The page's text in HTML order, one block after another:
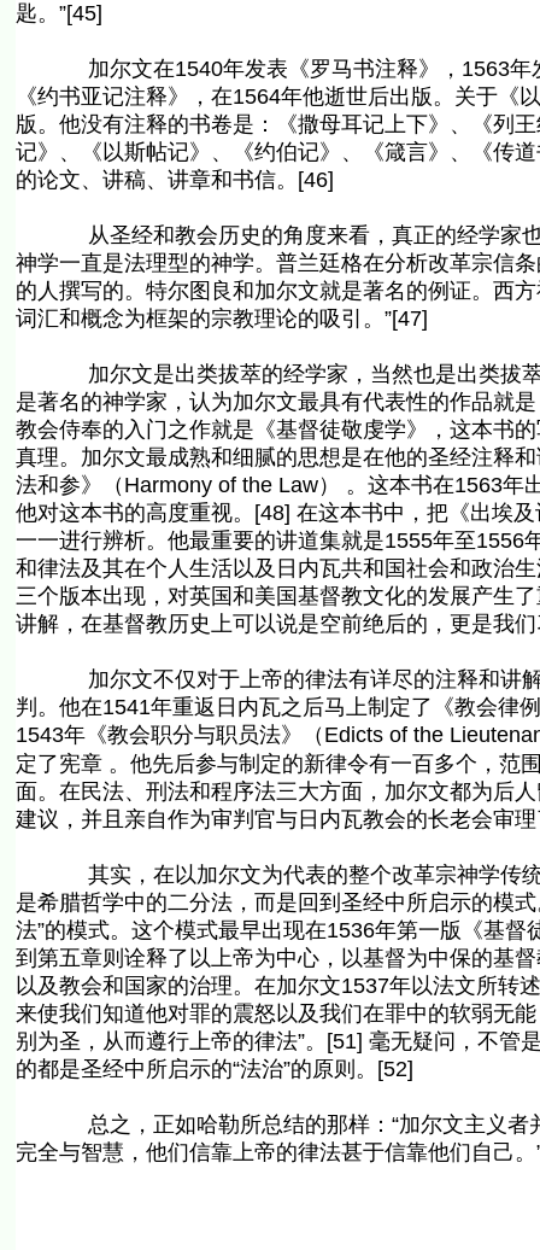
匙。”[45]
加尔文在1540年发表《罗马书注释》，1563年发
《约书亚记注释》，在1564年他逝世后出版。关于
版。他没有注释的书卷是：《撒母耳记上下》、《列
记》、《以斯帖记》、《约伯记》、《箴言》、《传
的论文、讲稿、讲章和书信。[46]
从圣经和教会历史的角度来看，真正的经学家也
神学一直是法理型的神学。普兰廷格在分析改革宗信
的人撰写的。特尔图良和加尔文就是著名的例证。西
词汇和概念为框架的宗教理论的吸引。”[47]
加尔文是出类拔萃的经学家，当然也是出类拔萃
是著名的神学家，认为加尔文最具有代表性的作品就
教会侍奉的入门之作就是《基督徒敬虔学》，这本书
真理。加尔文最成熟和细腻的思想是在他的圣经注释
法和参》（Harmony of the Law） 。这本书在1563
他对这本书的高度重视。[48] 在这本书中，把《出埃
一一进行辨析。他最重要的讲道集就是1555年至
和律法及其在个人生活以及日内瓦共和国社会和政治
三个版本出现，对英国和美国基督教文化的发展产生
讲解，在基督教历史上可以说是空前绝后的，更是我
加尔文不仅对于上帝的律法有详尽的注释和讲解
判。他在1541年重返日内瓦之后马上制定了《教会律
1543年《教会职分与职员法》（Edicts of the
定了宪章 。他先后参与制定的新律令有一百多个，范
面。在民法、刑法和程序法三大方面，加尔文都为后
建议，并且亲自作为审判官与日内瓦教会的长老会审
其实，在以加尔文为代表的整个改革宗神学传统
是希腊哲学中的二分法，而是回到圣经中所启示的模
法”的模式。这个模式最早出现在1536年第一版《基
到第五章则诠释了以上帝为中心，以基督为中保的基
以及教会和国家的治理。在加尔文1537年以法文所转
来使我们知道他对罪的震怒以及我们在罪中的软弱无
别为圣，从而遵行上帝的律法”。[51] 毫无疑问，不管
的都是圣经中所启示的“法治”的原则。[52]
总之，正如哈勒所总结的那样：“加尔文主义者并
完全与智慧，他们信靠上帝的律法甚于信靠他们自己。